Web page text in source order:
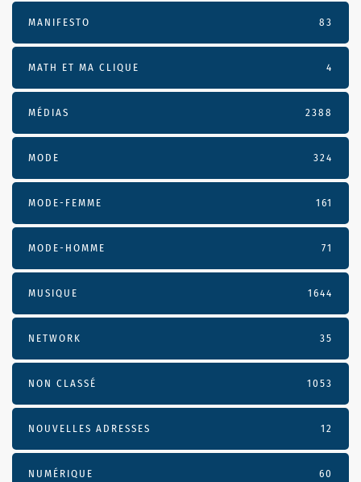
MANIFESTO 83
MATH ET MA CLIQUE 4
MÉDIAS 2388
MODE 324
MODE-FEMME 161
MODE-HOMME 71
MUSIQUE 1644
NETWORK 35
NON CLASSÉ 1053
NOUVELLES ADRESSES 12
NUMÉRIQUE 60